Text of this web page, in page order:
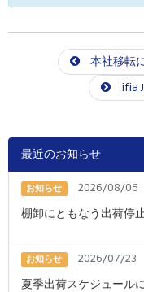
本社移転
ifia
最近のお知らせ
お知らせ
2026/08/06
棚卸にともなう出荷停
お知らせ
2026/07/23
夏季出荷スケジュール